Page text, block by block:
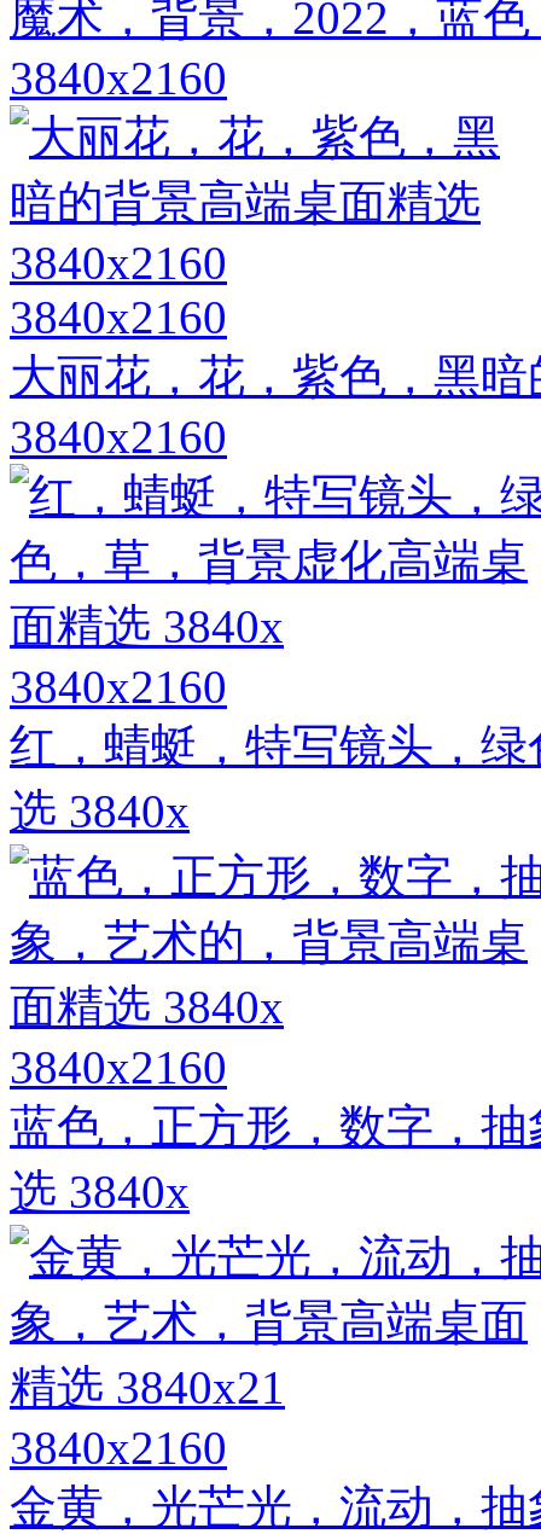
魔术，背景，2022，蓝
3840x2160
3840x2160
大丽花，花，紫色，黑
3840x2160
3840x2160
红，蜻蜓，特写镜头，
选 3840x
3840x2160
蓝色，正方形，数字，
选 3840x
3840x2160
金黄，光芒光，流动，